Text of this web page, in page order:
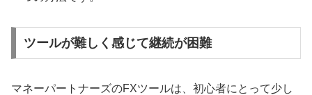
ツールが難しく感じて継続が困難
マネーパートナーズのFXツールは、初心者にとって少し